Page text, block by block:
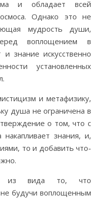
и обладает всей
Однако это не
мудрость души,
воплощением в
знание искусственно
установленных
и метафизику,
душа не ограничена в
о том, что с
знания, и,
то и добавить что-
из вида то, что
будучи воплощенным